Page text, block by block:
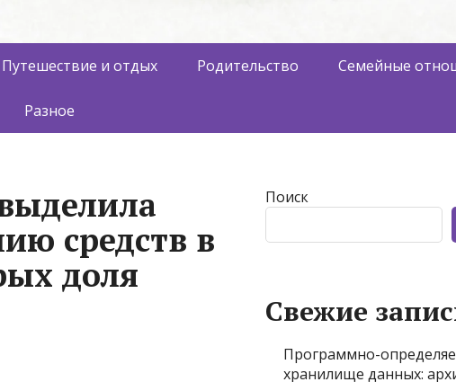
Путешествие и отдых Родительство Семейные
Разное
средств в
доля
Поиск
Свежие
Программно-
хранилище данных: